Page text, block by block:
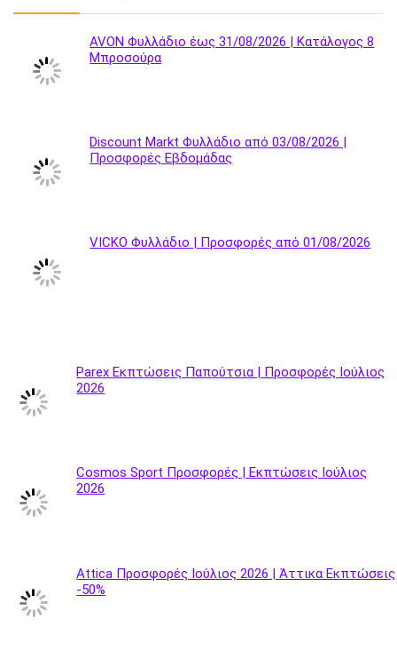
AVON Φυλλάδιο έως 31/08/2026 | Κατάλογος 8
Μπροσούρα
Discount Markt Φυλλάδιο από 03/08/2026 |
Προσφορές Εβδομάδας
VICKO Φυλλάδιο | Προσφορές από 01/08/2026
Parex Εκπτώσεις Παπούτσια | Προσφορές Ιούλιος
2026
Cosmos Sport Προσφορές | Εκπτώσεις Ιούλιος
2026
Attica Προσφορές Ιούλιος 2026 | Άττικα Εκπτώσεις
-50%